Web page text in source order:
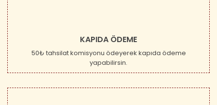
KAPIDA ÖDEME
50₺ tahsilat komisyonu ödeyerek kapıda ödeme
yapabilirsin.